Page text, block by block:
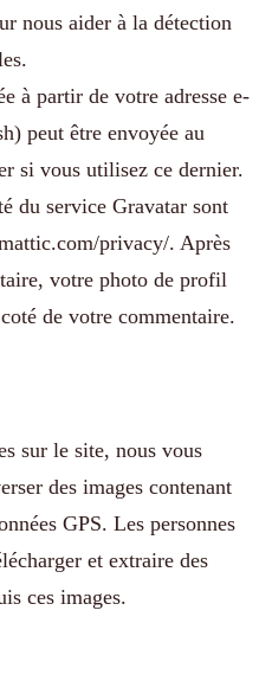
nous aider à la détection
à partir de votre adresse e-
peut être envoyée au
si vous utilisez ce dernier.
du service Gravatar sont
privacy/. Après
votre photo de profil
de votre commentaire.
sur le site, nous vous
des images contenant
GPS. Les personnes
et extraire des
ces images.